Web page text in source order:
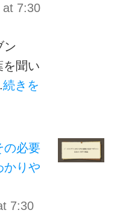
at 7:30
ン
を聞い
続きを
の必要
かりや
7:30